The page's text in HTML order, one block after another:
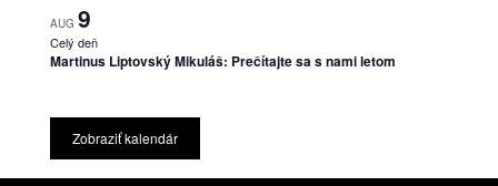
AUG 9
Celý deň
Martinus Liptovský Mikuláš: Prečítajte sa s nami letom
Zobraziť kalendár